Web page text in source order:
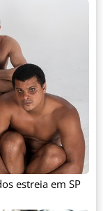
estreia em SP